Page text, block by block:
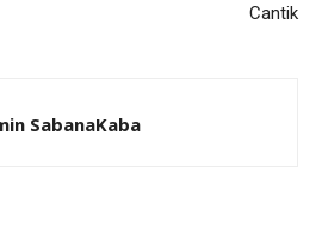
Cantik
SabanaKaba